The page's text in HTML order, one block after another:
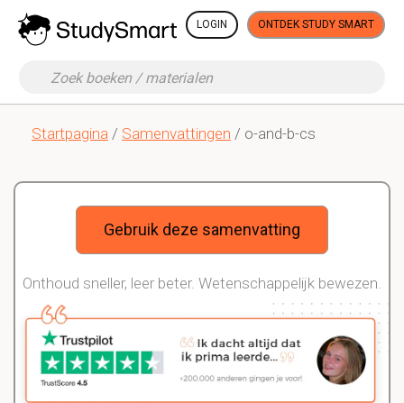
LOGIN ONTDEK STUDY SMART
Startpagina / Samenvattingen / o-and-b-cs
Gebruik deze samenvatting
Onthoud sneller, leer beter. Wetenschappelijk bewezen.